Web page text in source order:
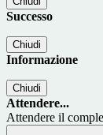
Successo
Chiudi
Informazione
Chiudi
Attendere...
Attendere il